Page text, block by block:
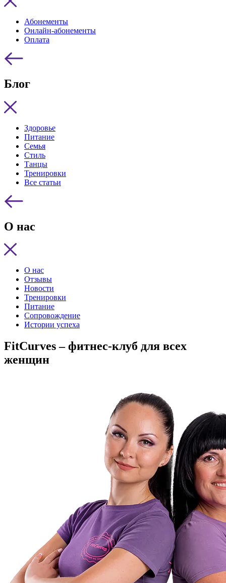
Абонементы
Онлайн-абонементы
Оплата
Блог
Здоровье
Питание
Семья
Стиль
Танцы
Тренировки
Все статьи
О нас
О нас
Отзывы
Новости
Тренировки
Питание
Сопровождение
Истории успеха
FitCurves – фитнес-клуб для всех
женщин